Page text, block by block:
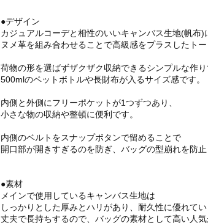
●デザイン
カジュアルコーデと相性のいいキャンバス生地(帆布)
ヌメ革を組み合わせることで高級感をプラスしたトー
荷物の形を選ばずザクザク収納できるシンプルな作り
500mlのペットボトルや長財布が入るサイズ感です。
内側と外側にフリーポケットが1つずつあり、
小さな物の収納や整頓に便利です。
内側のベルトをスナップボタンで留めることで
開口部が開きすぎるのを防ぎ、バッグの型崩れを防止
●素材
メインで使用しているキャンバス生地は
しっかりとした厚みとハリがあり、耐久性に優れてい
丈夫で長持ちするので、バッグの素材として高い人気